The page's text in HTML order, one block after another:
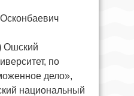
Ошский
по
дело»,
национальный